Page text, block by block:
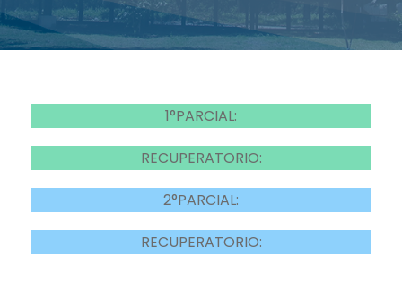
1°PARCIAL:
RECUPERATORIO:
2°PARCIAL:
RECUPERATORIO: